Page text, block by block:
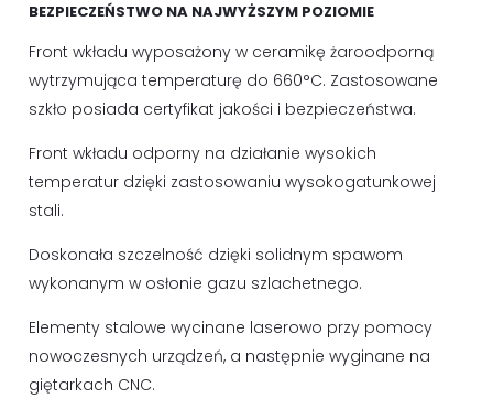
BEZPIECZEŃSTWO NA NAJWYŻSZYM POZIOMIE
Front wkładu wyposażony w ceramikę żaroodporną
wytrzymująca temperaturę do 660°C. Zastosowane
szkło posiada certyfikat jakości i bezpieczeństwa.
Front wkładu odporny na działanie wysokich
temperatur dzięki zastosowaniu wysokogatunkowej
stali.
Doskonała szczelność dzięki solidnym spawom
wykonanym w osłonie gazu szlachetnego.
Elementy stalowe wycinane laserowo przy pomocy
nowoczesnych urządzeń, a następnie wyginane na
giętarkach CNC.